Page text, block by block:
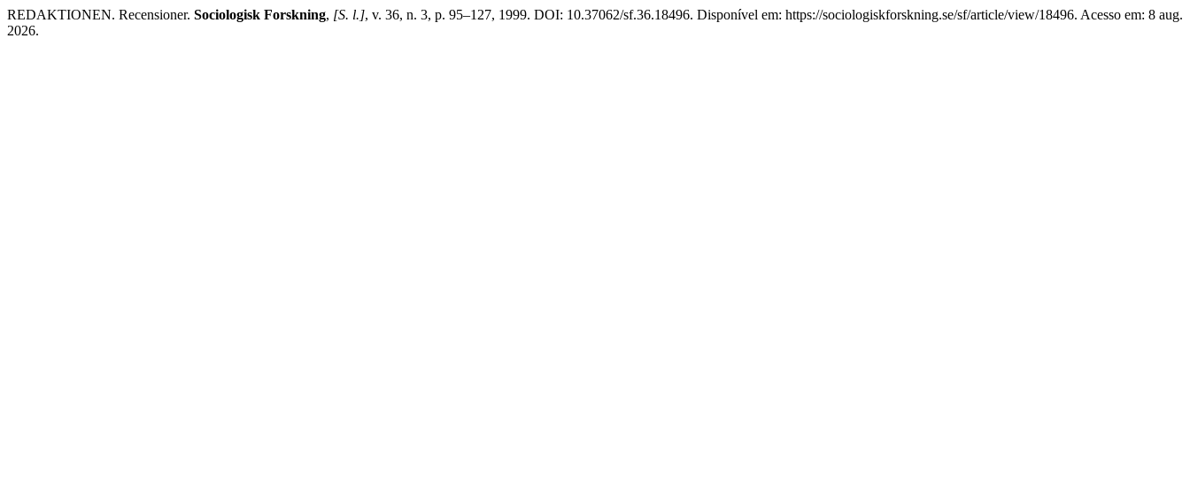
REDAKTIONEN. Recensioner. Sociologisk Forskning, [S. l.], v. 36, n. 3, p. 95–127, 1999. DOI: 10.37062/sf.36.18496. Disponível em: https://sociologiskforskning.se/sf/article/view/18496. Acesso em: 8 aug.
2026.